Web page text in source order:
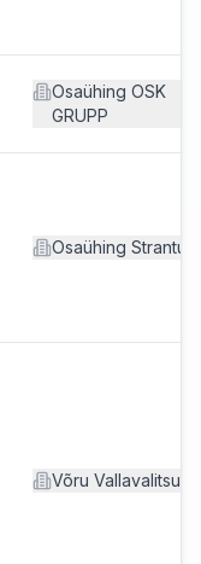
Osaühing OSK
GRUPP
Osaühing Strantum
Võru Vallavalitsus